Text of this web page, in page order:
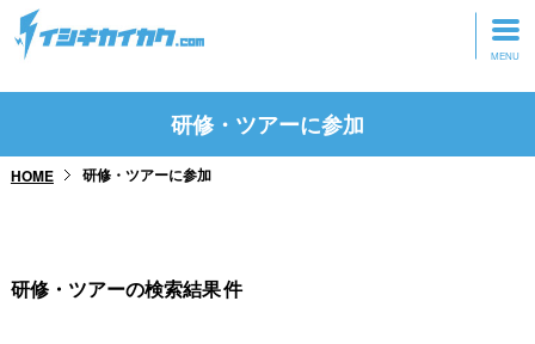
トップページ
研修・ツアーに参加
研修・ツアーに参加
HOME 研修・ツアーに参加
研修・ツアーの検索結果件